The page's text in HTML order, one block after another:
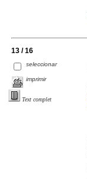
13 / 16
seleccionar
imprimir
Text complet